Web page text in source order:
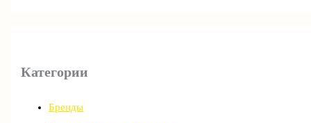
Категории
Бренды